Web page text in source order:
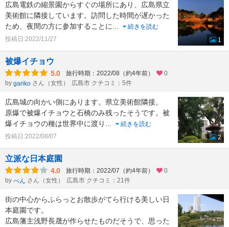
広島電鉄の縮景園からすぐの場所にあり、広島県立
美術館に隣接しています。訪問した時間が遅かった
ため、夜間の方に参加することに
続きを読む
投稿日:2022/11/27
1
被爆イチョウ
5.0 旅行時期：2022/08（約4年前）
0
by gariko さん（女性） 広島市 クチコミ：5件
広島城の向かい側にあります。県立美術館隣接。
原爆で被爆イチョウと石橋のみ残ったそうです。被
爆イチョウの種は世界中に渡り
続きを読む
投稿日:2022/08/07
2
立派な日本庭園
4.0 旅行時期：2022/07（約4年前）
0
by ぺん さん（女性） 広島市 クチコミ：21件
街の中心からふらっとお散歩がてら行ける美しい日
本庭園です。
広島藩主浅野長晟が作らせたものだそうで、思った